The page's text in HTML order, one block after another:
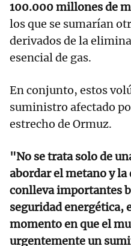
100.000 millones de
los que se sumarían
derivados de la
esencial de gas.
En conjunto, estos
suministro afectado
estrecho de Ormuz.
"No se trata solo de
abordar el metano y la
conlleva importantes
seguridad energética,
momento en que el
urgentemente un